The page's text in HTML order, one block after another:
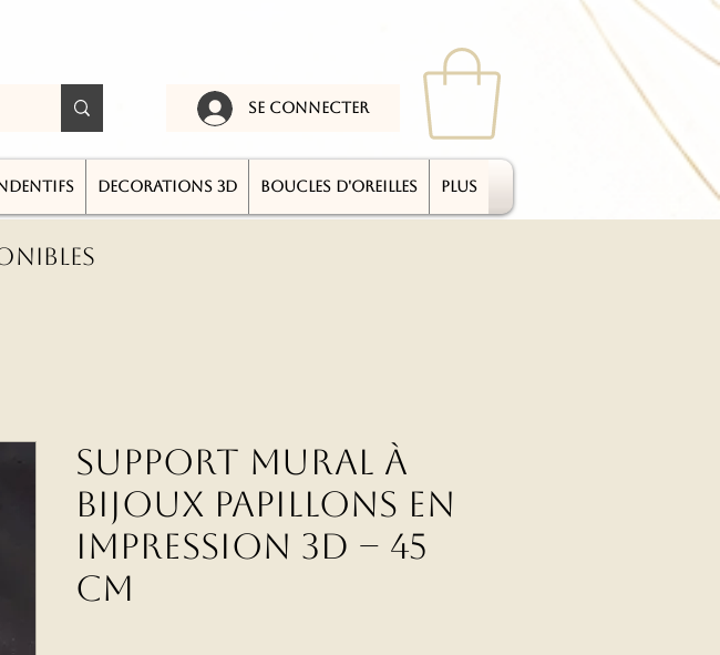
se connecter
DECORATIONS 3D BOUCLES D'OREILLES plus
Support mural à
bijoux papillons en
impression 3D – 45
cm